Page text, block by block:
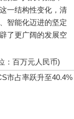
一结构性变化，清
智能化迈进的坚定
了更广阔的发展空
百万元人民币)